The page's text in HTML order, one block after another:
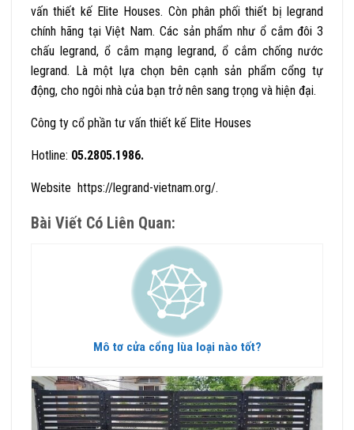
vấn thiết kế Elite Houses. Còn phân phối thiết bị legrand
chính hãng tại Việt Nam. Các sản phẩm như ổ cắm đôi 3
chấu legrand, ổ cắm mạng legrand, ổ cắm chống nước
legrand. Là một lựa chọn bên cạnh sản phẩm cổng tự
động, cho ngôi nhà của bạn trở nên sang trọng và hiện đại.
Công ty cổ phần tư vấn thiết kế Elite Houses
Hotline: 05.2805.1986.
Website https://legrand-vietnam.org/.
Bài Viết Có Liên Quan:
Mô tơ cửa cổng lùa loại nào tốt?